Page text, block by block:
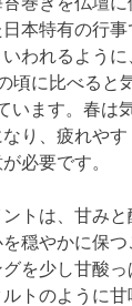
本特有の行事
われるよう
頃に比べると
います。春は
り、疲れやす
必要です。
トは、甘みと
穏やかに保
を少し甘酸っ
トのように